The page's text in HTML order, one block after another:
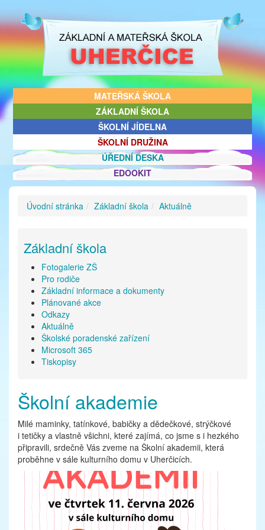
MATEŘSKÁ ŠKOLA
ZÁKLADNÍ ŠKOLA
ŠKOLNÍ JÍDELNA
ŠKOLNÍ DRUŽINA
ÚŘEDNÍ DESKA
EDOOKIT
Úvodní stránka Základní škola Aktuálně
Základní škola
Fotogalerie ZŠ
Pro rodiče
Základní informace a dokumenty
Plánované akce
Odkazy
Aktuálně
Školské poradenské zařízení
Microsoft 365
Tiskopisy
Školní akademie
Milé maminky, tatínkové, babičky a dědečkové, strýčkové
i tetičky a vlastně všichni, které zajímá, co jsme s i hezkého
připravili, srdečně Vás zveme na Školní akademii, která
proběhne v sále kulturního domu v Uherčicích.